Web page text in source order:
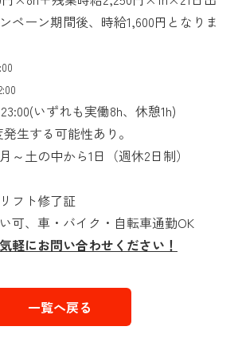
期間後、時給1,600円となりま
いずれも実働8h、休憩1h)
生する可能性あり。
～土の中から1日（週休2日制）
フト修了証
、車・バイク・自転車通勤OK
にお問い合わせください！
一覧へ戻る